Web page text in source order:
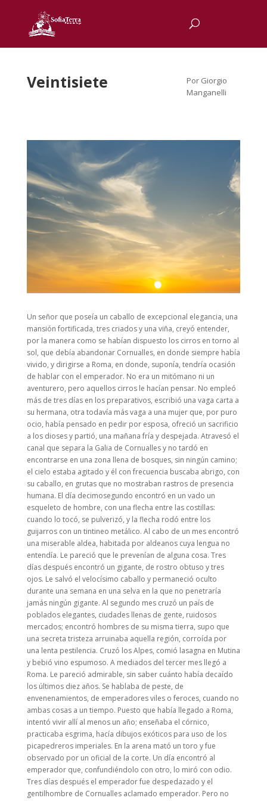
Veintisiete
Por Giorgio
Manganelli
Un señor que poseía un caballo de excepcional elegancia, una
mansión fortificada, tres criados y una viña, creyó entender,
por la manera como se habían dispuesto los cirros en torno al
sol, que debía abandonar Cornualles, en donde siempre había
vivido, y dirigirse a Roma, en donde, suponía, tendría ocasión
de hablar con el emperador. No era un mitómano ni un
aventurero, pero aquellos cirros le hacían pensar. No empleó
más de tres días en los preparativos, escribió una vaga carta a
su hermana, otra todavía más vaga a una mujer que, por puro
ocio, había pensado en pedir por esposa, ofreció un sacrificio
a los dioses y partió, una mañana fría y despejada. Atravesó el
canal que separa la Galia de Cornualles y no tardó en
encontrarse en una zona llena de bosques, sin ningún camino;
el cielo estaba agitado y él con frecuencia buscaba abrigo, con
su caballo, en grutas que no mostraban rastros de presencia
humana. El día decimosegundo encontró en un vado un
esqueleto de hombre, con una flecha entre las costillas:
cuando lo tocó, se pulverizó, y la flecha rodó entre los
guijarros con un tintineo metálico. Al cabo de un mes encontró
una miserable aldea, habitada por aldeanos cuya lengua no
entendía. Le pareció que le prevenían de alguna cosa. Tres
días después encontró un gigante, de rostro obtuso y tres
ojos. Le salvó el velocísimo caballo y permaneció oculto
durante una semana en una selva en la que no penetraría
jamás ningún gigante. Al segundo mes cruzó un país de
poblados elegantes, ciudades llenas de gente, ruidosos
mercados; encontró hombres de su misma tierra, supo que
una secreta tristeza arruinaba aquella región, corroída por
una lenta pestilencia. Cruzó los Alpes, comió lasagna en Mutina
y bebió vino espumoso. A mediados del tercer mes llegó a
Roma. Le pareció admirable, sin saber cuánto había decaído
los últimos diez años. Se hablaba de peste, de
envenenamientos, de emperadores viles o feroces, cuando no
ambas cosas a un tiempo. Puesto que había llegado a Roma,
intentó vivir allí al menos un año; enseñaba el córnico,
practicaba esgrima, hacía dibujos exóticos para uso de los
picapedreros imperiales. En la arena mató un toro y fue
observado por un oficial de la corte. Un día encontró al
emperador que, confundiéndolo con otro, lo miró con odio.
Tres días después el emperador fue despedazado y el
gentilhombre de Cornualles aclamado emperador. Pero no